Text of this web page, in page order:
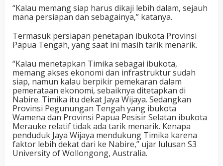
“Kalau memang siap harus dikaji lebih dalam, sejauh
mana persiapan dan sebagainya,” katanya.
Termasuk persiapan penetapan ibukota Provinsi
Papua Tengah, yang saat ini masih tarik menarik.
“Kalau menetapkan Timika sebagai ibukota,
memang akses ekonomi dan infrastruktur sudah
siap, namun kalau berpikir pemekaran dalam
pemerataan ekonomi, sebaiknya ditetapkan di
Nabire. Timika itu dekat Jaya Wijaya. Sedangkan
Provinsi Pegunungan Tengah yang ibukota
Wamena dan Provinsi Papua Pesisir Selatan ibukota
Merauke relatif tidak ada tarik menarik. Kenapa
penduduk Jaya Wijaya mendukung Timika karena
faktor lebih dekat dari ke Nabire,” ujar lulusan S3
University of Wollongong, Australia.